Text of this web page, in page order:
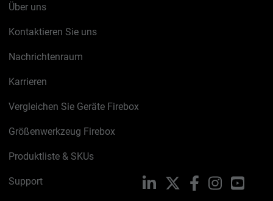
Über uns
Kontaktieren Sie uns
Nachrichtenraum
Karrieren
Vergleichen Sie Geräte Firebox
Größenwerkzeug Firebox
Produktliste & SKUs
Support LinkedIn FacebookInstagram